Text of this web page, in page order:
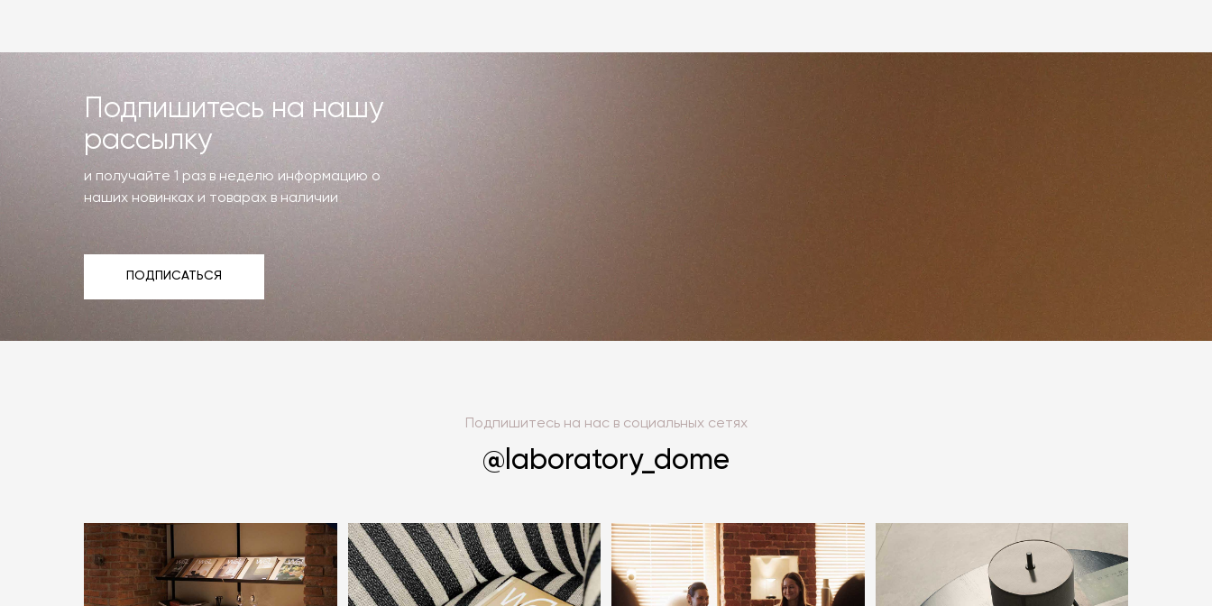
Барные столы для ресторана можно купить в шоурумах LABORATORY DOME или заказать с выбором
параметров на сайте магазина. Мы оказываем поддержку на всех этапах реализации дизайнерского проекта и
организуем доставку барных столов для бара в любой город России.
Подпишитесь на нашу
рассылку
и получайте 1 раз в неделю информацию о
наших новинках и товарах в наличии
ПОДПИСАТЬСЯ
Подпишитесь на нас в социальных сетях
@laboratory_dome